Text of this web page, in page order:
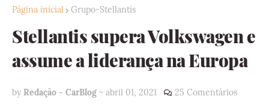
Página inicial Grupo-Stellantis
Stellantis supera Volkswagen e
assume a liderança na Europa
by Redação - CarBlog - abril 01, 2021 25 Comentários